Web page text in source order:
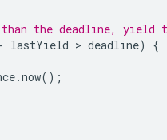
the deadline, yield
lastYield > deadline)
{
.now();